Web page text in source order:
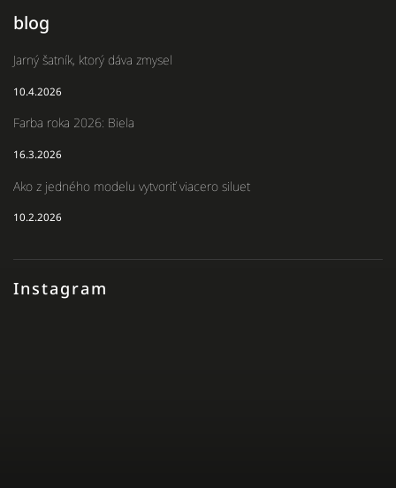
Instagram
blog
Jarný šatník, ktorý dáva zmysel
10.4.2026
Farba roka 2026: Biela
16.3.2026
Ako z jedného modelu vytvoriť viacero siluet
10.2.2026